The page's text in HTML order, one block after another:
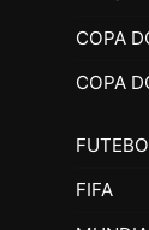
COPA
COPA
FIFA